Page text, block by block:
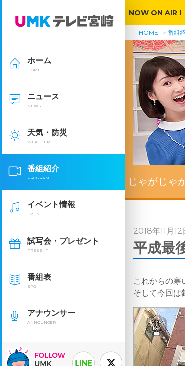
ホーム
HOME
ニュース
NEWS
天気・防災
WEATHER
番組紹介
PROGRAM
イベント情報
EVENT
試写会・プレゼント
PRESENT
番組表
EPG
アナウンサー
ANNOUNCER
NOW ON AIR !
HOME 番組
じゃがじゃ
2018年11月12
平成最
これからの寒
そして今回は